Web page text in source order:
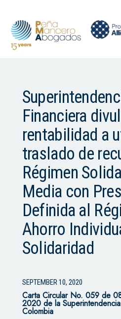
Financiera
rentabilidad a
traslado de
Régimen
Media con
Definida al
Ahorro
Solidaridad
SEPTEMBER 10, 2020
Carta Circular No. 059 de
2020 de la
Colombia